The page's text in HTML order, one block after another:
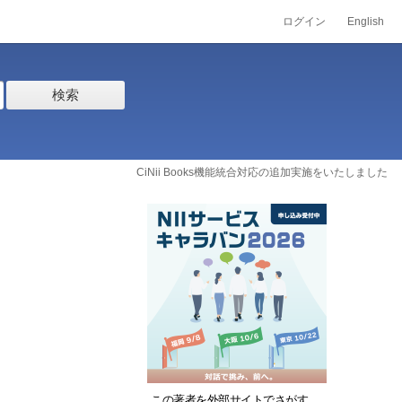
ログイン English
検索
CiNii Books機能統合対応の追加実施をいたしました